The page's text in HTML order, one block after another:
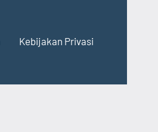
Kebijakan Privasi